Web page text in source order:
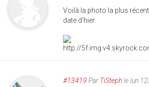
Voilà la photo la plus
date d'hier.
#13419 Par TiStephle lun